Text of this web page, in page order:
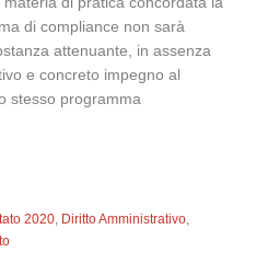
di compliance non sarà
attenuante, in assenza
e concreto impegno al
stesso programma
2020, Diritto Amministrativo,